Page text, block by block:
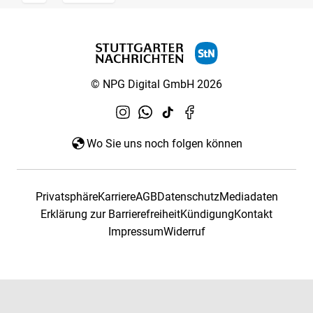
© NPG Digital GmbH 2026
Wo Sie uns noch folgen können
PrivatsphäreKarriereAGBDatenschutzMediadaten
Erklärung zur BarrierefreiheitKündigungKontakt
ImpressumWiderruf